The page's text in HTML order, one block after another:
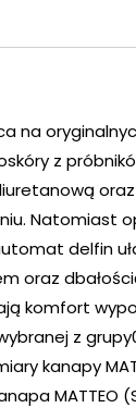
na
z
Natomiast
delfin
oraz
komfort
z
kanapy